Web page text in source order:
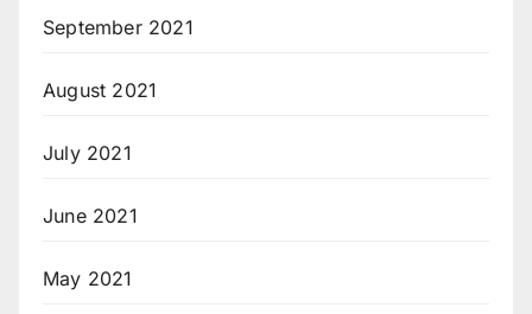
September 2021
August 2021
July 2021
June 2021
May 2021